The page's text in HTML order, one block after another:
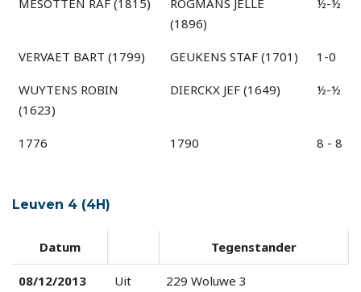
1776 1790 8 - 8
MESOTTEN RAF (1815)
ROGMANS JELLE
(1896)
½-½
VERVAET BART (1799) GEUKENS STAF (1701) 1-0
WUYTENS ROBIN
(1623)
DIERCKX JEF (1649) ½-½
Leuven 4 (4H)
Datum Tegenstander
08/12/2013 Uit 229 Woluwe 3